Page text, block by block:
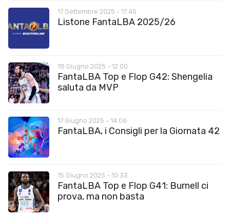
17 Settembre 2025 - 17:45
Listone FantaLBA 2025/26
18 Giugno 2025 - 12:00
FantaLBA Top e Flop G42: Shengelia
saluta da MVP
17 Giugno 2025 - 14:06
FantaLBA, i Consigli per la Giornata 42
15 Giugno 2025 - 10:33
FantaLBA Top e Flop G41: Burnell ci
prova, ma non basta